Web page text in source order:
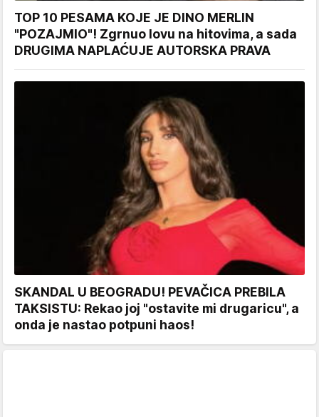
TOP 10 PESAMA KOJE JE DINO MERLIN
"POZAJMIO"! Zgrnuo lovu na hitovima, a sada
DRUGIMA NAPLAĆUJE AUTORSKA PRAVA
SKANDAL U BEOGRADU! PEVAČICA PREBILA
TAKSISTU: Rekao joj "ostavite mi drugaricu", a
onda je nastao potpuni haos!